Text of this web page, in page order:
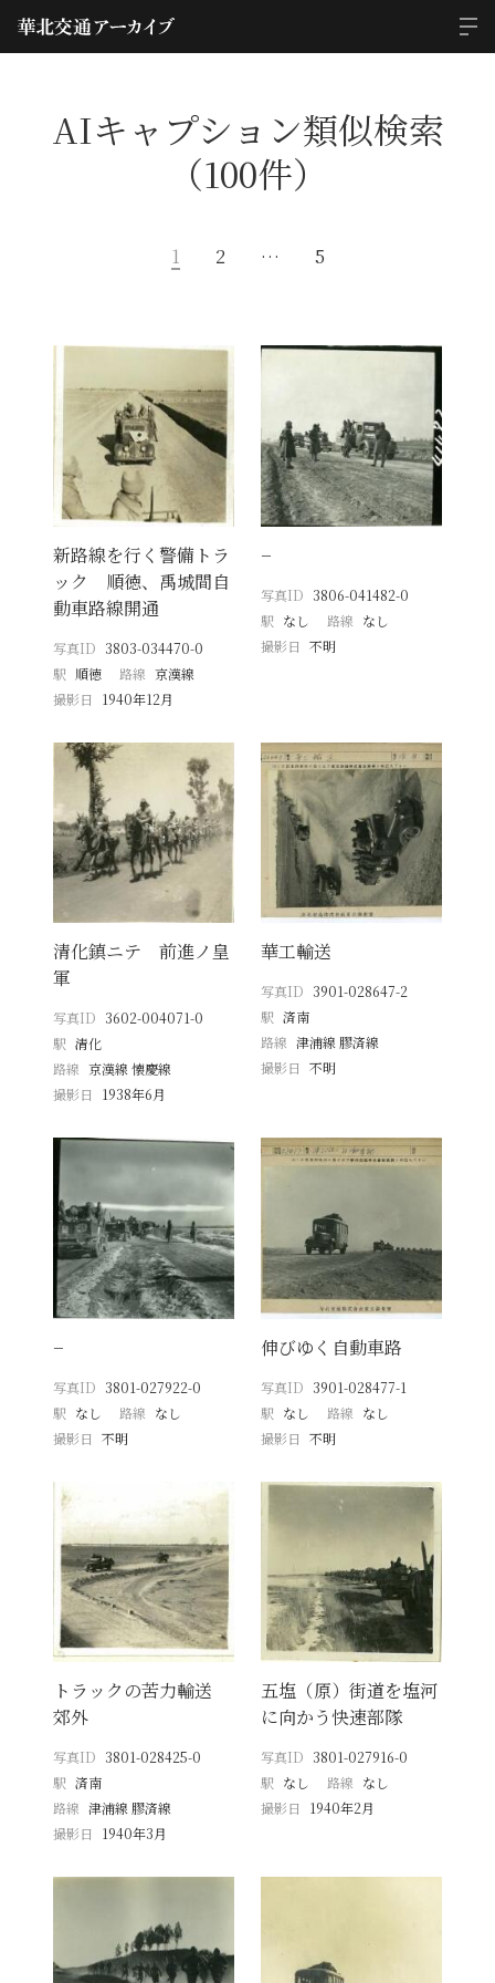
AIキャプション類似検索
（100件）
1 2 … 5
新路線を行く警備トラ
ック 順徳、禹城間自
動車路線開通
写真ID 3803-034470-0
駅 順徳 路線 京漢線
撮影日
1940年12月
−
写真ID 3806-041482-0
駅 なし 路線 なし
撮影日 不明
清化鎮ニテ 前進ノ皇
軍
写真ID 3602-004071-0
駅 清化
路線 京漢線 懐慶線
撮影日
1938年6月
華工輸送
写真ID 3901-028647-2
駅 済南
路線 津浦線 膠済線
撮影日 不明
−
写真ID 3801-027922-0
駅 なし 路線 なし
撮影日
不明
伸びゆく自動車路
写真ID 3901-028477-1
駅 なし 路線 なし
撮影日 不明
トラックの苦力輸送
郊外
写真ID 3801-028425-0
駅 済南
路線 津浦線 膠済線
撮影日
1940年3月
五塩（原）街道を塩河
に向かう快速部隊
写真ID 3801-027916-0
駅 なし 路線 なし
撮影日
1940年2月